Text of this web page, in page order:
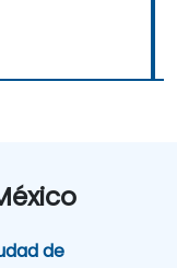
de